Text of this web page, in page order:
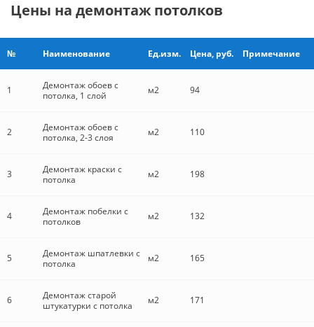
Цены на демонтаж потолков
№ Наименование Ед.изм. Цена, руб. Примечание
1
Демонтаж обоев с
потолка, 1 слой
м2 94
2
Демонтаж обоев с
потолка, 2-3 слоя
м2 110
3
Демонтаж краски с
потолка
м2 198
4
Демонтаж побелки с
потолков
м2 132
5
Демонтаж шпатлевки с
потолка
м2 165
6
Демонтаж старой
штукатурки с потолка
м2 171